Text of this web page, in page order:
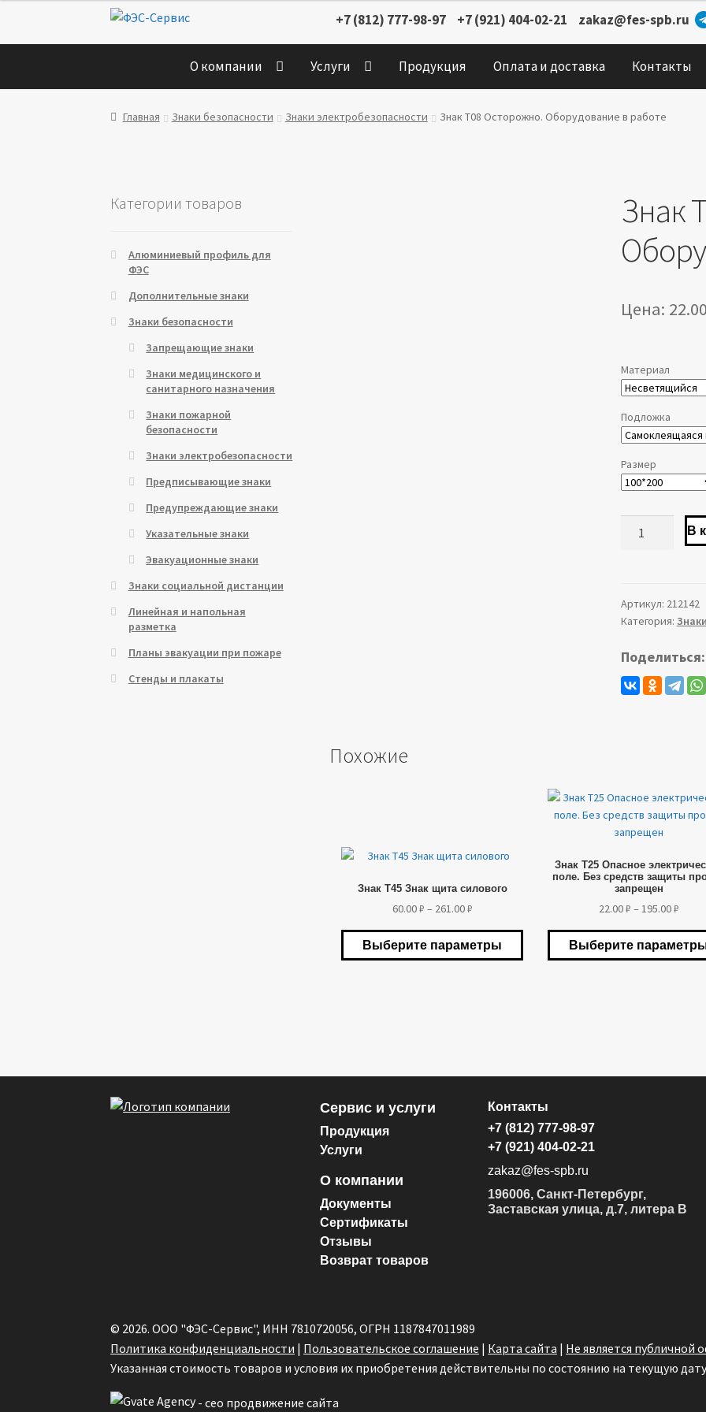
Перейти
Перейти
+7 (812) 777-98-97 +7 (921) 404-02-21 zakaz@fes-spb.ru
О компании Услуги Продукция Оплата и доставка Контакты
Главная Знаки безопасности Знаки электробезопасности Знак T08 Осторожно. Оборудование в работе
Знак
Цена: 22.00
Материал
Подложка
Размер
Осторожно.
Оборудование
работе
В
Артикул: 212142
Категория:
Поделиться:
Похожие
Знак T45 Знак щита силового
60.00₽ – 261.00₽Диапазон
60.00 ₽
–
Выберите параметры
Этот
имеет
Опции
можно
Знак T25 Опасное
поле. Без средств защиты
запрещен
22.00₽ – 195.00₽
22.00
–
Выберите
Этот
товар
вариаций.
Опции
на
странице
Категории товаров
Алюминиевый профиль для
ФЭС
Дополнительные знаки
Знаки безопасности
Запрещающие знаки
Знаки медицинского и
санитарного назначения
Знаки пожарной
безопасности
Знаки электробезопасности
Предписывающие знаки
Предупреждающие знаки
Указательные знаки
Эвакуационные знаки
Знаки социальной дистанции
Линейная и напольная
разметка
Планы эвакуации при пожаре
Стенды и плакаты
Сервис и услуги
Продукция
Услуги
О компании
Документы
Сертификаты
Отзывы
Возврат товаров
Контакты
+7 (812) 777-98-97
+7 (921) 404-02-21
zakaz@fes-spb.ru
196006, Санкт-Петербург,
Заставская улица, д.7, литера В
© 2026. ООО "ФЭС-Сервис", ИНН 7810720056, ОГРН 1187847011989
Политика конфиденциальности | Пользовательское соглашение | Карта сайта | Не является публичной
Указанная стоимость товаров и условия их приобретения действительны по состоянию на текущую
- сео продвижение сайта